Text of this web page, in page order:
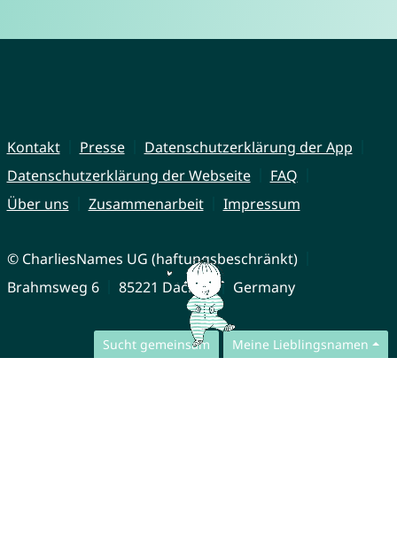
Sucht gemeinsam Meine Lieblingsnamen
Kontakt Presse
Datenschutzerklärung der App
Datenschutzerklärung der Webseite
FAQ
Über uns
Zusammenarbeit Impressum
© CharliesNames UG (haftungsbeschränkt)
Brahmsweg 6
85221 Dachau Germany